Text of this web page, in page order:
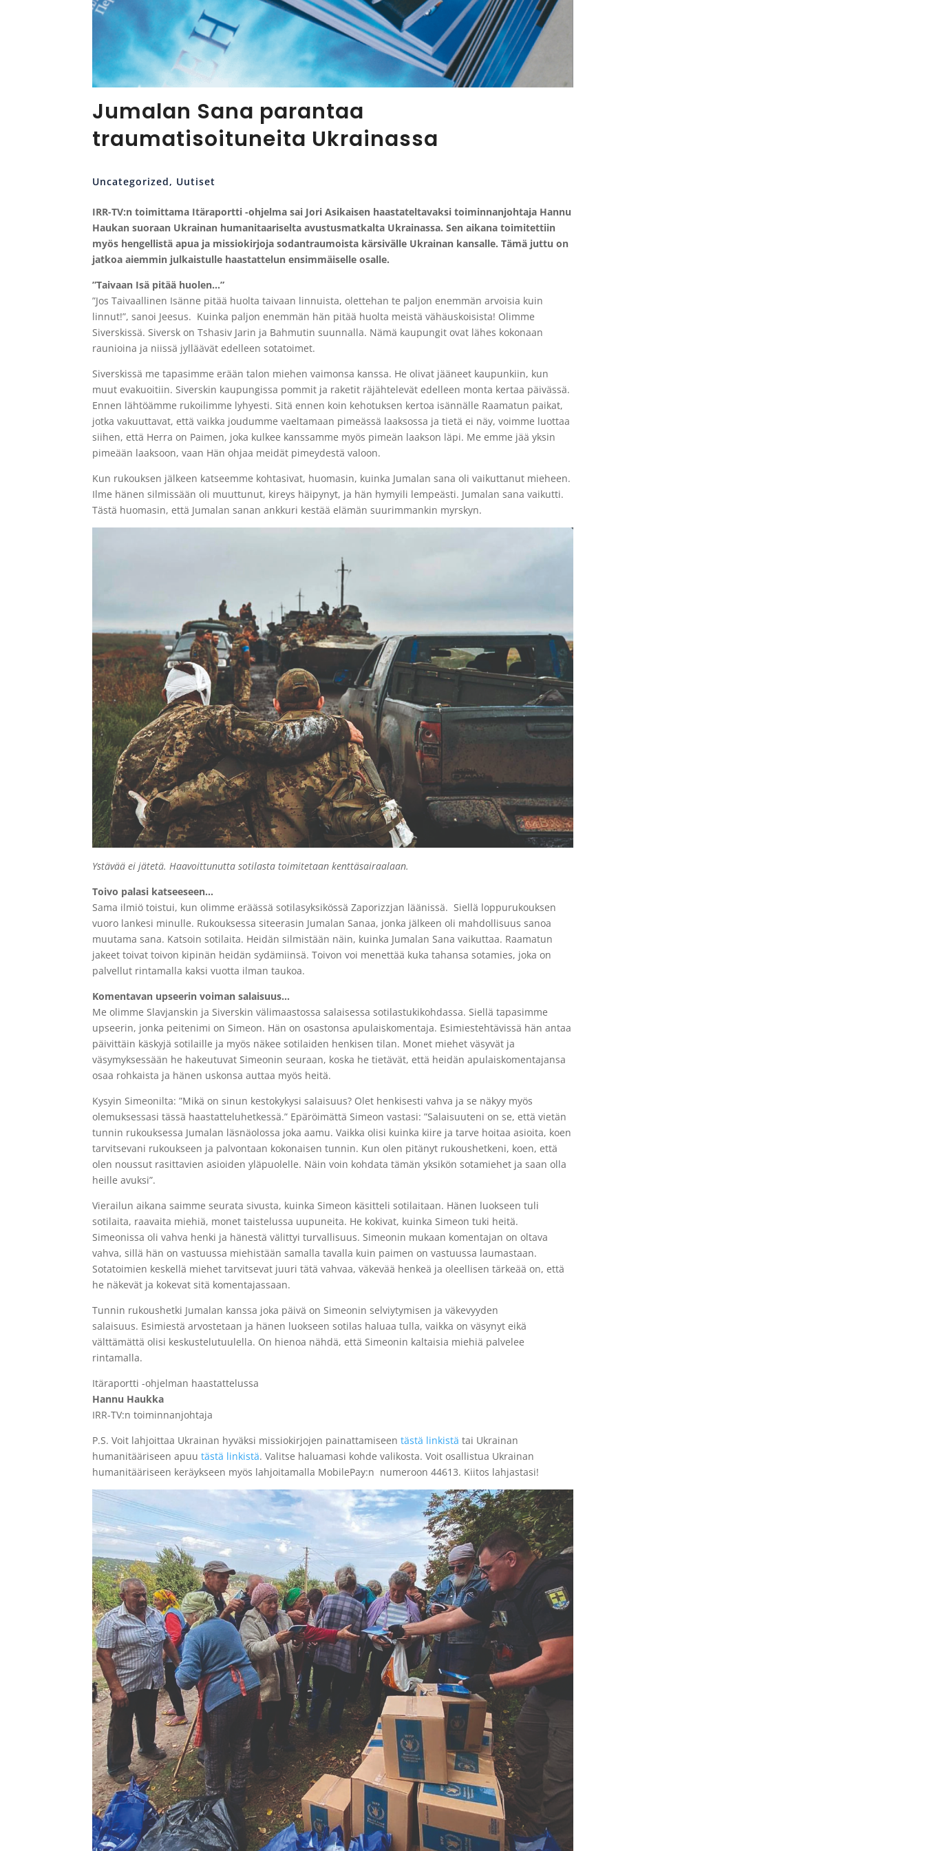
Jumalan Sana parantaa
traumatisoituneita Ukrainassa
Uncategorized, Uutiset
IRR-TV:n toimittama Itäraportti -ohjelma sai Jori Asikaisen haastateltavaksi toiminnanjohtaja Hannu
Haukan suoraan Ukrainan humanitaariselta avustusmatkalta Ukrainassa. Sen aikana toimitettiin
myös hengellistä apua ja missiokirjoja sodantraumoista kärsivälle Ukrainan kansalle. Tämä juttu on
jatkoa aiemmin julkaistulle haastattelun ensimmäiselle osalle.
”Taivaan Isä pitää huolen…”
”Jos Taivaallinen Isänne pitää huolta taivaan linnuista, olettehan te paljon enemmän arvoisia kuin
linnut!”, sanoi Jeesus. Kuinka paljon enemmän hän pitää huolta meistä vähäuskoisista! Olimme
Siverskissä. Siversk on Tshasiv Jarin ja Bahmutin suunnalla. Nämä kaupungit ovat lähes kokonaan
raunioina ja niissä jylläävät edelleen sotatoimet.
Siverskissä me tapasimme erään talon miehen vaimonsa kanssa. He olivat jääneet kaupunkiin, kun
muut evakuoitiin. Siverskin kaupungissa pommit ja raketit räjähtelevät edelleen monta kertaa päivässä.
Ennen lähtöämme rukoilimme lyhyesti. Sitä ennen koin kehotuksen kertoa isännälle Raamatun paikat,
jotka vakuuttavat, että vaikka joudumme vaeltamaan pimeässä laaksossa ja tietä ei näy, voimme luottaa
siihen, että Herra on Paimen, joka kulkee kanssamme myös pimeän laakson läpi. Me emme jää yksin
pimeään laaksoon, vaan Hän ohjaa meidät pimeydestä valoon.
Kun rukouksen jälkeen katseemme kohtasivat, huomasin, kuinka Jumalan sana oli vaikuttanut mieheen.
Ilme hänen silmissään oli muuttunut, kireys häipynyt, ja hän hymyili lempeästi. Jumalan sana vaikutti.
Tästä huomasin, että Jumalan sanan ankkuri kestää elämän suurimmankin myrskyn.
Ystävää ei jätetä. Haavoittunutta sotilasta toimitetaan kenttäsairaalaan.
Toivo palasi katseeseen…
Sama ilmiö toistui, kun olimme eräässä sotilasyksikössä Zaporizzjan läänissä. Siellä loppurukouksen
vuoro lankesi minulle. Rukouksessa siteerasin Jumalan Sanaa, jonka jälkeen oli mahdollisuus sanoa
muutama sana. Katsoin sotilaita. Heidän silmistään näin, kuinka Jumalan Sana vaikuttaa. Raamatun
jakeet toivat toivon kipinän heidän sydämiinsä. Toivon voi menettää kuka tahansa sotamies, joka on
palvellut rintamalla kaksi vuotta ilman taukoa.
Komentavan upseerin voiman salaisuus…
Me olimme Slavjanskin ja Siverskin välimaastossa salaisessa sotilastukikohdassa. Siellä tapasimme
upseerin, jonka peitenimi on Simeon. Hän on osastonsa apulaiskomentaja. Esimiestehtävissä hän antaa
päivittäin käskyjä sotilaille ja myös näkee sotilaiden henkisen tilan. Monet miehet väsyvät ja
väsymyksessään he hakeutuvat Simeonin seuraan, koska he tietävät, että heidän apulaiskomentajansa
osaa rohkaista ja hänen uskonsa auttaa myös heitä.
Kysyin Simeonilta: ”Mikä on sinun kestokykysi salaisuus? Olet henkisesti vahva ja se näkyy myös
olemuksessasi tässä haastatteluhetkessä.” Epäröimättä Simeon vastasi: ”Salaisuuteni on se, että vietän
tunnin rukouksessa Jumalan läsnäolossa joka aamu. Vaikka olisi kuinka kiire ja tarve hoitaa asioita, koen
tarvitsevani rukoukseen ja palvontaan kokonaisen tunnin. Kun olen pitänyt rukoushetkeni, koen, että
olen noussut rasittavien asioiden yläpuolelle. Näin voin kohdata tämän yksikön sotamiehet ja saan olla
heille avuksi”.
Vierailun aikana saimme seurata sivusta, kuinka Simeon käsitteli sotilaitaan. Hänen luokseen tuli
sotilaita, raavaita miehiä, monet taistelussa uupuneita. He kokivat, kuinka Simeon tuki heitä.
Simeonissa oli vahva henki ja hänestä välittyi turvallisuus. Simeonin mukaan komentajan on oltava
vahva, sillä hän on vastuussa miehistään samalla tavalla kuin paimen on vastuussa laumastaan.
Sotatoimien keskellä miehet tarvitsevat juuri tätä vahvaa, väkevää henkeä ja oleellisen tärkeää on, että
he näkevät ja kokevat sitä komentajassaan.
Tunnin rukoushetki Jumalan kanssa joka päivä on Simeonin selviytymisen ja väkevyyden
salaisuus. Esimiestä arvostetaan ja hänen luokseen sotilas haluaa tulla, vaikka on väsynyt eikä
välttämättä olisi keskustelutuulella. On hienoa nähdä, että Simeonin kaltaisia miehiä palvelee
rintamalla.
Itäraportti -ohjelman haastattelussa
Hannu Haukka
IRR-TV:n toiminnanjohtaja
P.S. Voit lahjoittaa Ukrainan hyväksi missiokirjojen painattamiseentästä linkistä tai Ukrainan
humanitääriseen apuutästä linkistä. Valitse haluamasi kohde valikosta. Voit osallistua Ukrainan
humanitääriseen keräykseen myös lahjoitamalla MobilePay:n numeroon 44613. Kiitos lahjastasi!